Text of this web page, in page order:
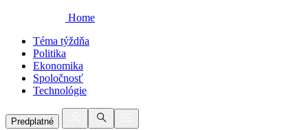
Home
Téma týždňa
Politika
Ekonomika
Spoločnosť
Technológie
Predplatné